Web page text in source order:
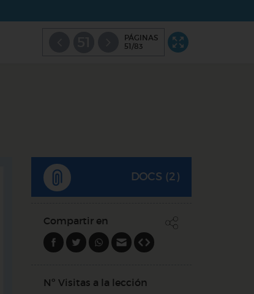
PÁGINAS
51/83
DOCS (2)
Compartir en
Nº Visitas a la lección